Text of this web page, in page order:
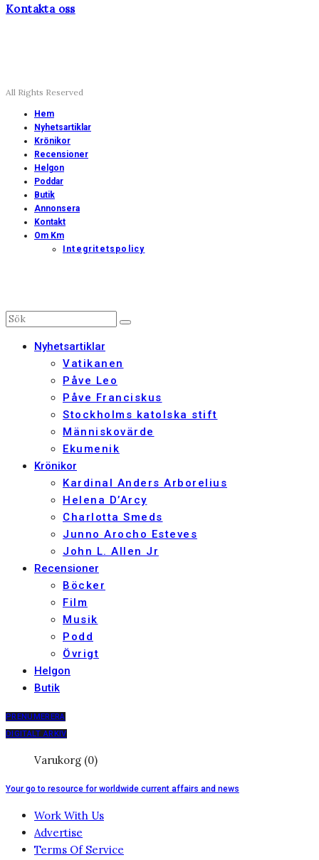
Kontakta oss
All Rights Reserved
Hem
Nyhetsartiklar
Krönikor
Recensioner
Helgon
Poddar
Butik
Annonsera
Kontakt
Om Km
Integritetspolicy
Nyhetsartiklar
Vatikanen
Påve Leo
Påve Franciskus
Stockholms katolska stift
Människovärde
Ekumenik
Krönikor
Kardinal Anders Arborelius
Helena D’Arcy
Charlotta Smeds
Junno Arocho Esteves
John L. Allen Jr
Recensioner
Böcker
Film
Musik
Podd
Övrigt
Helgon
Butik
PRENUMERERA
DIGITALT ARKIV
Varukorg (0)
Your go to resource for worldwide current affairs and news
Work With Us
Advertise
Terms Of Service